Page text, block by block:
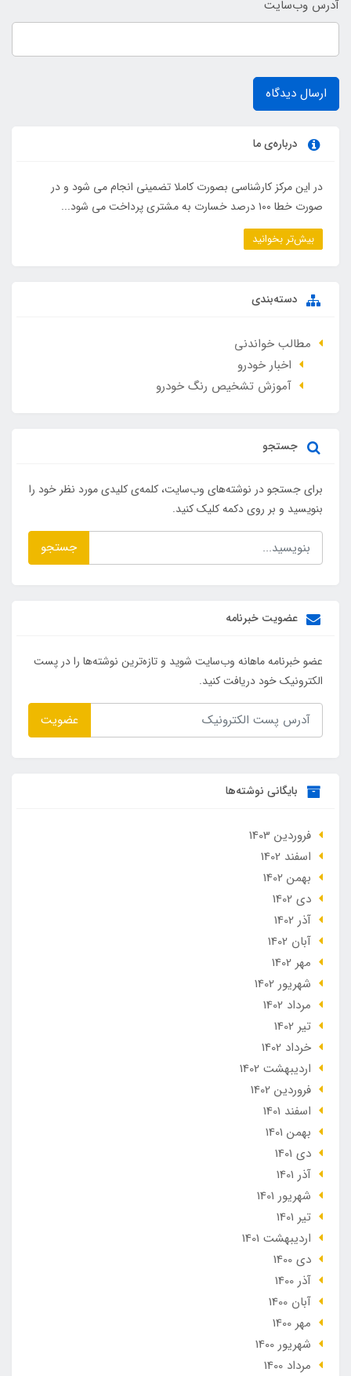
آدرس وب‌سایت
ارسال دیدگاه
درباره‌ی ما
در این مرکز کارشناسی بصورت کاملا تضمینی انجام می شود و در
صورت خطا ۱۰۰ درصد خسارت به مشتری پرداخت می شود...
بیش‌تر بخوانید
دسته‌بندی
مطالب خواندنی
اخبار خودرو
آموزش تشخیص رنگ خودرو
جستجو
برای جستجو در نوشته‌های وب‌سایت، کلمه‌ی کلیدی مورد نظر خود را
بنویسید و بر روی دکمه کلیک کنید.
جستجو
عضویت خبرنامه
عضو خبرنامه ماهانه وب‌سایت شوید و تازه‌ترین نوشته‌ها را در پست
الکترونیک خود دریافت کنید.
عضویت
بایگانی نوشته‌ها
فروردین 1403
اسفند 1402
بهمن 1402
دی 1402
آذر 1402
آبان 1402
مهر 1402
شهریور 1402
مرداد 1402
تير 1402
خرداد 1402
ارديبهشت 1402
فروردین 1402
اسفند 1401
بهمن 1401
دی 1401
آذر 1401
شهریور 1401
تير 1401
ارديبهشت 1401
دی 1400
آذر 1400
آبان 1400
مهر 1400
شهریور 1400
مرداد 1400